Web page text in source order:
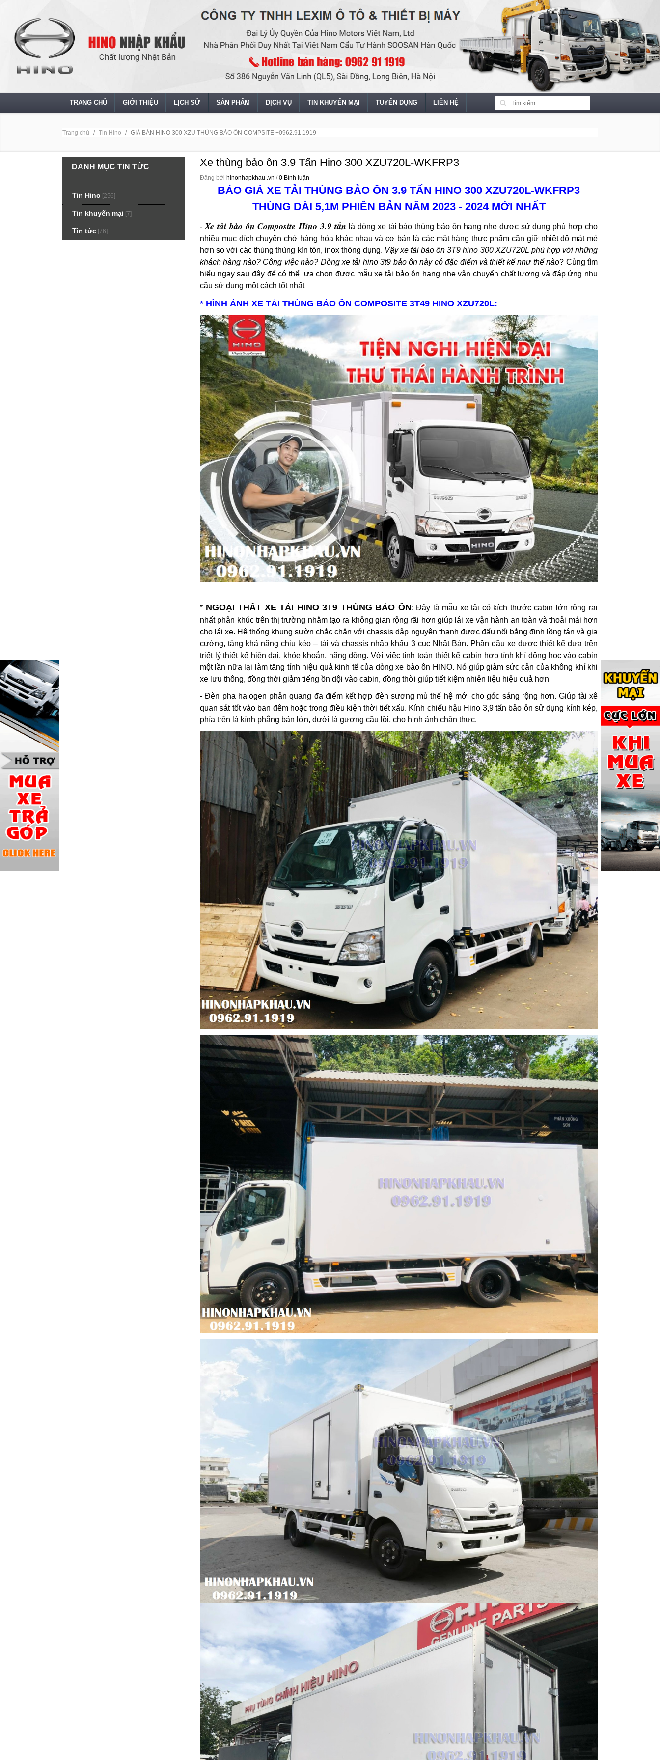
TRANG CHỦ GIỚI THIỆU LỊCH SỬ SẢN PHẨM DỊCH VỤ TIN KHUYẾN MẠI TUYỂN DỤNG LIÊN HỆ
Trang chủ Tin Hino GIÁ BÁN HINO 300 XZU THÙNG BẢO ÔN COMPSITE +0962.91.1919
DANH MỤC TIN TỨC
Tin Hino [256]
Tin khuyến mại [7]
Tin tức [76]
Xe thùng bảo ôn 3.9 Tấn Hino 300 XZU720L-WKFRP3
Đăng bởi hinonhapkhau .vn /0 Bình luận
BÁO GIÁ XE TẢI THÙNG BẢO ÔN 3.9 TẤN HINO 300 XZU720L-WKFRP3
THÙNG DÀI 5,1M PHIÊN BẢN NĂM 2023 - 2024 MỚI NHẤT
- Xe tải bảo ôn Composite Hino 3.9 tấn là dòng xe tải bảo thùng bảo ôn hạng nhẹ được sử dụng phù hợp cho
nhiều mục đích chuyên chở hàng hóa khác nhau và cơ bản là các mặt hàng thực phẩm cần giữ nhiệt độ mát mẻ
hơn so với các thùng thùng kín tôn, inox thông dụng. Vậy xe tải bảo ôn 3T9 hino 300 XZU720L phù hợp với những
khách hàng nào? Công việc nào? Dòng xe tải hino 3t9 bảo ôn này có đặc điểm và thiết kế như thế nào? Cùng tìm
hiểu ngay sau đây để có thể lựa chọn được mẫu xe tải bảo ôn hạng nhẹ vận chuyển chất lượng và đáp ứng nhu
cầu sử dụng một cách tốt nhất
* HÌNH ẢNH XE TẢI THÙNG BẢO ÔN COMPOSITE 3T49 HINO XZU720L:
* NGOẠI THẤT XE TẢI HINO 3T9 THÙNG BẢO ÔN: Đây là mẫu xe tải có kích thước cabin lớn rộng rãi
nhất phân khúc trên thị trường nhằm tạo ra không gian rộng rãi hơn giúp lái xe vận hành an toàn và thoải mái hơn
cho lái xe. Hệ thống khung sườn chắc chắn với chassis dập nguyên thanh được đấu nối bằng đinh lồng tán và gia
cường, tăng khả năng chịu kéo – tải và chassis nhập khẩu 3 cục Nhật Bản. Phần đầu xe được thiết kế dựa trên
triết lý thiết kế hiện đại, khỏe khoắn, năng động. Với việc tính toán thiết kế cabin hợp tính khí động học vào cabin
một lần nữa lại làm tăng tính hiệu quả kinh tế của dòng xe bảo ôn HINO. Nó giúp giảm sức cản của không khí khi
xe lưu thông, đồng thời giảm tiếng ồn dội vào cabin, đồng thời giúp tiết kiệm nhiên liệu hiệu quả hơn
- Đèn pha halogen phản quang đa điểm kết hợp đèn sương mù thế hệ mới cho góc sáng rộng hơn. Giúp tài xê
quan sát tốt vào ban đêm hoặc trong điều kiện thời tiết xấu. Kính chiếu hậu Hino 3,9 tấn bảo ôn sử dụng kính kép,
phía trên là kính phẳng bản lớn, dưới là gương cầu lồi, cho hình ảnh chân thực.